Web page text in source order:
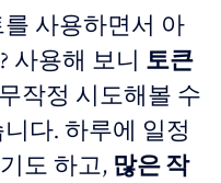
사용하면서 아
사용해 보니 토큰
작정 시도해볼 수
다. 하루에 일정
도 하고, 많은 작